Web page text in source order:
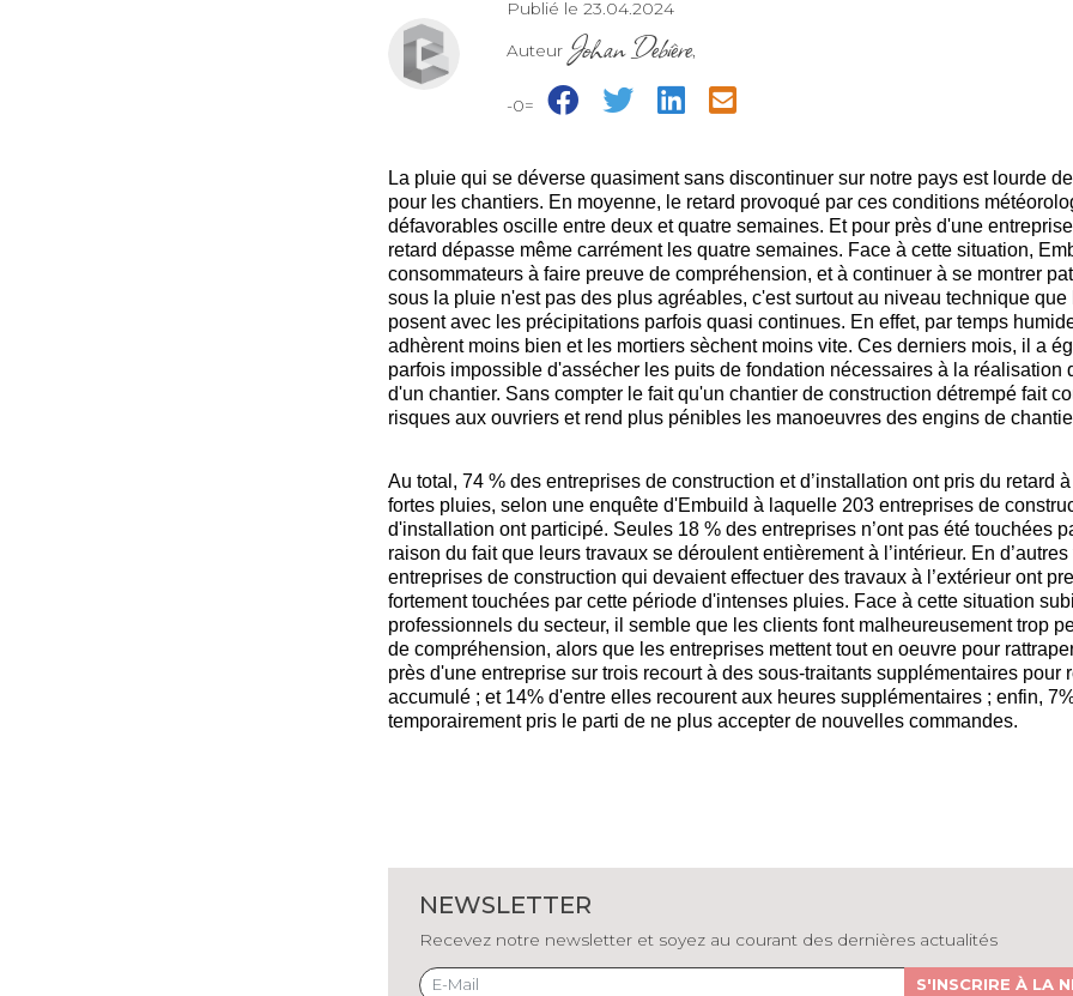
Publié le 23.04.2024
Auteur Johan Debière,
-0=
La pluie qui se déverse quasiment sans discontinuer sur notre pays est lourde
pour les chantiers. En moyenne, le retard provoqué par ces conditions
défavorables oscille entre deux et quatre semaines. Et pour près d'une
retard dépasse même carrément les quatre semaines. Face à cette situation,
consommateurs à faire preuve de compréhension, et à continuer à se montrer
sous la pluie n'est pas des plus agréables, c'est surtout au niveau technique
posent avec les précipitations parfois quasi continues. En effet, par temps
adhèrent moins bien et les mortiers sèchent moins vite. Ces derniers mois, il a
parfois impossible d'assécher les puits de fondation nécessaires à la réalisation
d'un chantier. Sans compter le fait qu'un chantier de construction détrempé fait
risques aux ouvriers et rend plus pénibles les manoeuvres des engins de
Au total, 74 % des entreprises de construction et d’installation ont pris du retard
fortes pluies, selon une enquête d'Embuild à laquelle 203 entreprises de
d'installation ont participé. Seules 18 % des entreprises n’ont pas été touchées
raison du fait que leurs travaux se déroulent entièrement à l’intérieur. En
entreprises de construction qui devaient effectuer des travaux à l’extérieur ont
fortement touchées par cette période d'intenses pluies. Face à cette situation
professionnels du secteur, il semble que les clients font malheureusement trop
de compréhension, alors que les entreprises mettent tout en oeuvre pour
près d'une entreprise sur trois recourt à des sous-traitants supplémentaires pour
accumulé ; et 14% d'entre elles recourent aux heures supplémentaires ; enfin,
temporairement pris le parti de ne plus accepter de nouvelles commandes.
NEWSLETTER
Recevez notre newsletter et soyez au courant des dernières actualités
S'INSCRIRE À LA